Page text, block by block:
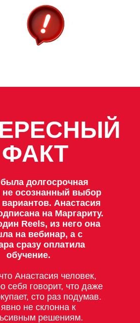
долгосрочная
не осознанный выбор
вариантов. Анастасия
на Маргариту.
Reels, из него она
на вебинар, а с
сразу оплатила
обучение.
Анастасия человек,
себя говорит, что даже
сто раз подумав.
не склонна к
решениям.
ФАКТ